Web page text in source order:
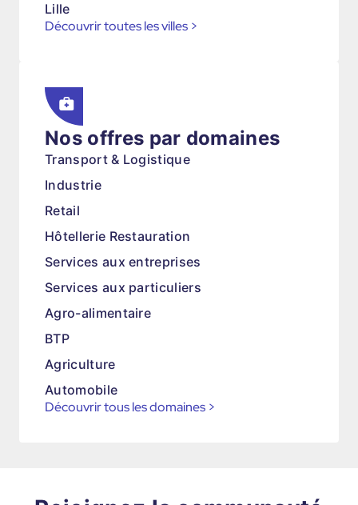
Lille
Découvrir toutes les villes >
Nos offres par domaines
Transport & Logistique
Industrie
Retail
Hôtellerie Restauration
Services aux entreprises
Services aux particuliers
Agro-alimentaire
BTP
Agriculture
Automobile
Découvrir tous les domaines >